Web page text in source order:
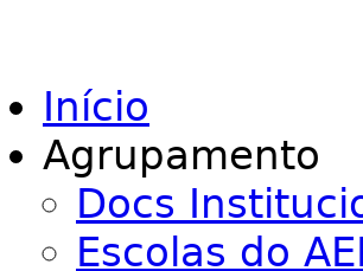
Início
Agrupamento
Docs
Escolas do